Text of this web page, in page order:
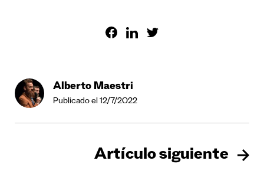
Alberto Maestri
Publicado el 12/7/2022
Artículo siguiente